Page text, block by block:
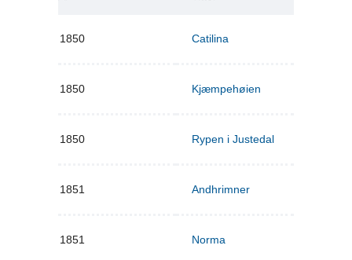
1850 Catilina
1850 Kjæmpehøien
1850 Rypen i Justedal
1851 Andhrimner
1851 Norma